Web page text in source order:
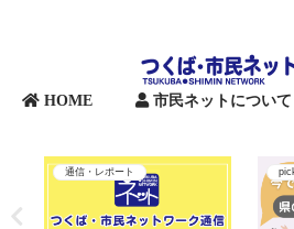
HOME 市民ネットについて
通信・レポート